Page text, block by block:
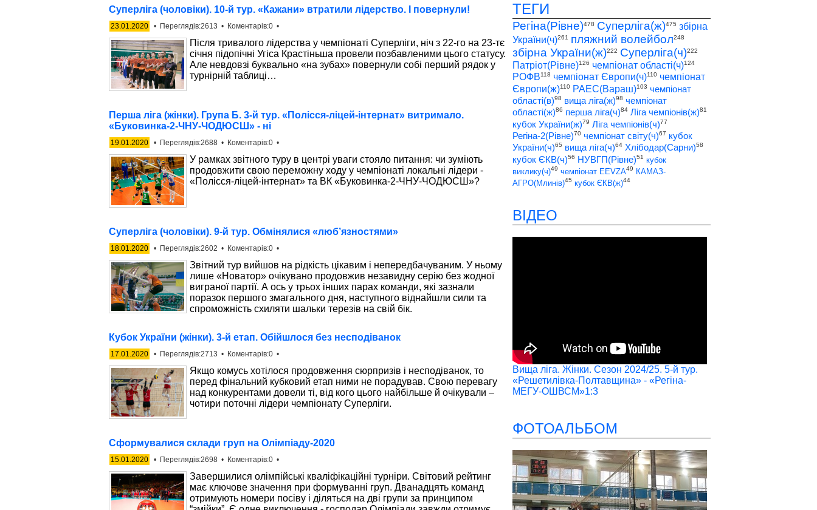
Суперліга (чоловіки). 10-й тур. «Кажани» втратили лідерство. І повернули!
23.01.2020 • Переглядів:2613 • Коментарів:0 •
Після тривалого лідерства у чемпіонаті Суперліги, ніч з 22-го на 23-тє
січня підопічні Угіса Крастіньша провели позбавленими цього статусу.
Але невдовзі буквально «на зубах» повернули собі перший рядок у
турнірній таблиці…
Перша ліга (жінки). Група Б. 3-й тур. «Полісся-ліцей-інтернат» витримало.
«Буковинка-2-ЧНУ-ЧОДЮСШ» - ні
19.01.2020 • Переглядів:2688 • Коментарів:0 •
У рамках звітного туру в центрі уваги стояло питання: чи зуміють
продовжити свою переможну ходу у чемпіонаті локальні лідери -
«Полісся-ліцей-інтернат» та ВК «Буковинка-2-ЧНУ-ЧОДЮСШ»?
Суперліга (чоловіки). 9-й тур. Обмінялися «люб’язностями»
18.01.2020 • Переглядів:2602 • Коментарів:0 •
Звітний тур вийшов на рідкість цікавим і непередбачуваним. У ньому
лише «Новатор» очікувано продовжив незавидну серію без жодної
виграної партії. А ось у трьох інших парах команди, які зазнали
поразок першого змагального дня, наступного віднайшли сили та
спроможність схиляти шальки терезів на свій бік.
Кубок України (жінки). 3-й етап. Обійшлося без несподіванок
17.01.2020 • Переглядів:2713 • Коментарів:0 •
Якщо комусь хотілося продовження сюрпризів і несподіванок, то
перед фінальний кубковий етап ними не порадував. Свою перевагу
над конкурентами довели ті, від кого цього найбільше й очікували –
чотири поточні лідери чемпіонату Суперліги.
Cформувалися склади груп на Олімпіаду-2020
15.01.2020 • Переглядів:2698 • Коментарів:0 •
Завершилися олімпійські кваліфікаційні турніри. Світовий рейтинг
має ключове значення при формуванні груп. Дванадцять команд
отримують номери посіву і діляться на дві групи за принципом
ТЕГИ
Регіна(Рівне)478 Суперліга(ж)475 збірна
України(ч)261 пляжний волейбол248
збірна України(ж)222 Суперліга(ч)222
Патріот(Рівне)126 чемпіонат області(ч)124
РОФВ118 чемпіонат Європи(ч)110 чемпіонат
Європи(ж)110 РАЕС(Вараш)103 чемпіонат
області(в)98 вища ліга(ж)98 чемпіонат
області(ж)86 перша ліга(ч)84 Ліга чемпіонів(ж)81
кубок України(ж)79 Ліга чемпіонів(ч)77
Регіна-2(Рівне)70 чемпіонат світу(ч)67 кубок
України(ч)65 вища ліга(ч)64 Хлібодар(Сарни)58
кубок ЄКВ(ч)56 НУВГП(Рівне)51 кубок
виклику(ч)49 чемпіонат EEVZA49
КАМАЗ-
АГРО(Млинів)45 кубок ЄКВ(ж)44
ВІДЕО
Вища ліга. Жінки. Сезон 2024/25. 5-й тур.
«Решетилівка-Полтавщина» - «Регіна-
МЕГУ-ОШВСМ»1:3
ФОТОАЛЬБОМ